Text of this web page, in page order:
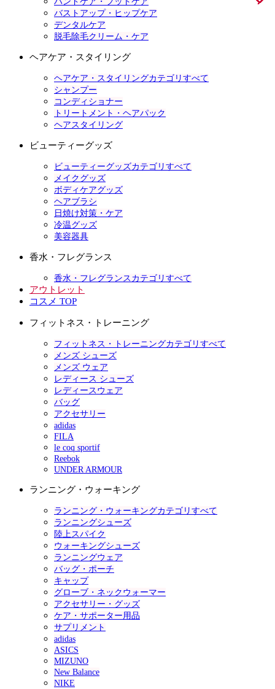
バストアップ・ヒップケア
デンタルケア
脱毛除毛クリーム・ケア
ヘアケア・スタイリング
ヘアケア・スタイリングカテゴリすべて
シャンプー
コンディショナー
トリートメント・ヘアパック
ヘアスタイリング
ビューティーグッズ
ビューティーグッズカテゴリすべて
メイクグッズ
ボディケアグッズ
ヘアブラシ
日焼け対策・ケア
冷温グッズ
美容器具
香水・フレグランス
香水・フレグランスカテゴリすべて
アウトレット
コスメ TOP
フィットネス・トレーニング
フィットネス・トレーニングカテゴリすべて
メンズ シューズ
メンズ ウェア
レディース シューズ
レディースウェア
バッグ
アクセサリー
adidas
FILA
le coq sportif
Reebok
UNDER ARMOUR
ランニング・ウォーキング
ランニング・ウォーキングカテゴリすべて
ランニングシューズ
陸上スパイク
ウォーキングシューズ
ランニングウェア
バッグ・ポーチ
キャップ
グローブ・ネックウォーマー
アクセサリー・グッズ
ケア・サポーター用品
サプリメント
adidas
ASICS
MIZUNO
New Balance
NIKE